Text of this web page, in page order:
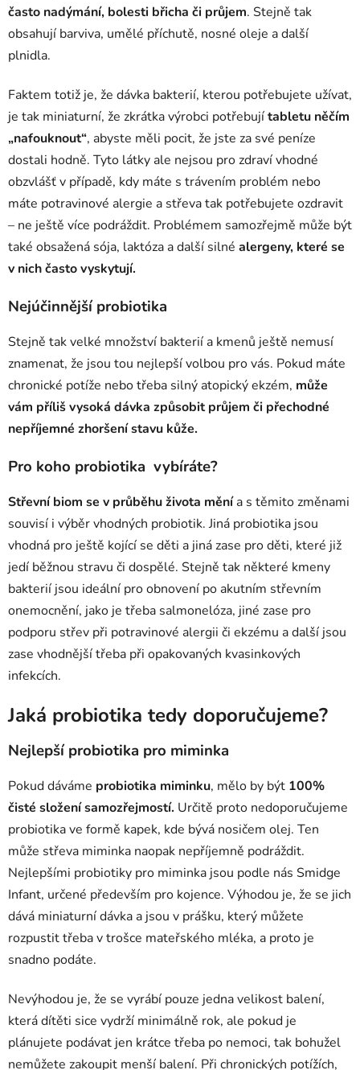
často nadýmání, bolesti břicha či průjem. Stejně tak
obsahují barviva, umělé příchutě, nosné oleje a další
plnidla.
Faktem totiž je, že dávka bakterií, kterou potřebujete užívat,
je tak miniaturní, že zkrátka výrobci potřebujítabletu něčím
„nafouknout“, abyste měli pocit, že jste za své peníze
dostali hodně. Tyto látky ale nejsou pro zdraví vhodné
obzvlášť v případě, kdy máte s trávením problém nebo
máte potravinové alergie a střeva tak potřebujete ozdravit
– ne ještě více podráždit. Problémem samozřejmě může být
také obsažená sója, laktóza a další silné alergeny, které se
v nich často vyskytují.
Nejúčinnější probiotika
Stejně tak velké množství bakterií a kmenů ještě nemusí
znamenat, že jsou tou nejlepší volbou pro vás. Pokud máte
chronické potíže nebo třeba silný atopický ekzém, může
vám příliš vysoká dávka způsobit průjem či přechodné
nepříjemné zhoršení stavu kůže.
Pro koho probiotika vybíráte?
Střevní biom se v průběhu života měnía s těmito změnami
souvisí i výběr vhodných probiotik. Jiná probiotika jsou
vhodná pro ještě kojící se děti a jiná zase pro děti, které již
jedí běžnou stravu či dospělé. Stejně tak některé kmeny
bakterií jsou ideální pro obnovení po akutním střevním
onemocnění, jako je třeba salmonelóza, jiné zase pro
podporu střev při potravinové alergii či ekzému a další jsou
zase vhodnější třeba při opakovaných kvasinkových
infekcích.
Jaká probiotika tedy doporučujeme?
Nejlepší probiotika pro miminka
Pokud dáváme probiotika miminku, mělo by být 100%
čisté složení samozřejmostí. Určitě proto nedoporučujeme
probiotika ve formě kapek, kde bývá nosičem olej. Ten
může střeva miminka naopak nepříjemně podráždit.
Nejlepšími probiotiky pro miminka jsou podle nás Smidge
Infant, určené především pro kojence. Výhodou je, že se jich
dává miniaturní dávka a jsou v prášku, který můžete
rozpustit třeba v trošce mateřského mléka, a proto je
snadno podáte.
Nevýhodou je, že se vyrábí pouze jedna velikost balení,
která dítěti sice vydrží minimálně rok, ale pokud je
plánujete podávat jen krátce třeba po nemoci, tak bohužel
nemůžete zakoupit menší balení. Při chronických potížích,